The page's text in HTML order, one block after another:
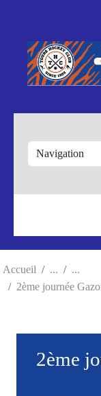
Accueil
2ème journée
2ème